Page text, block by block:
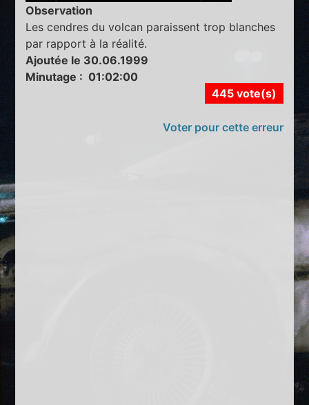
Observation
Les cendres du volcan paraissent trop blanches
par rapport à la réalité.
Ajoutée le 30.06.1999
Minutage : 01:02:00
445 vote(s)
Voter pour cette erreur